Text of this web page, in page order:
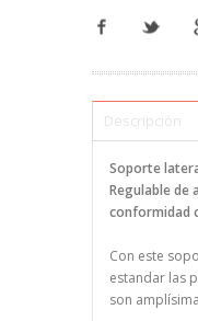
Descripción
Soporte
Regulable de
conformidad
Con este
estandar las
son